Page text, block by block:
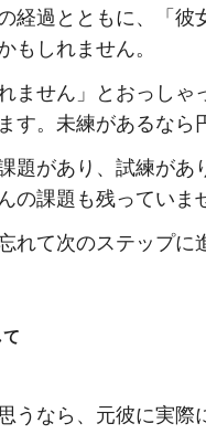
経過とともに、「彼
もしれません。
ません」とおっし
す。未練があるなら
題があり、試練があ
課題も残っていま
れて次のステップに
うなら、元彼に実際